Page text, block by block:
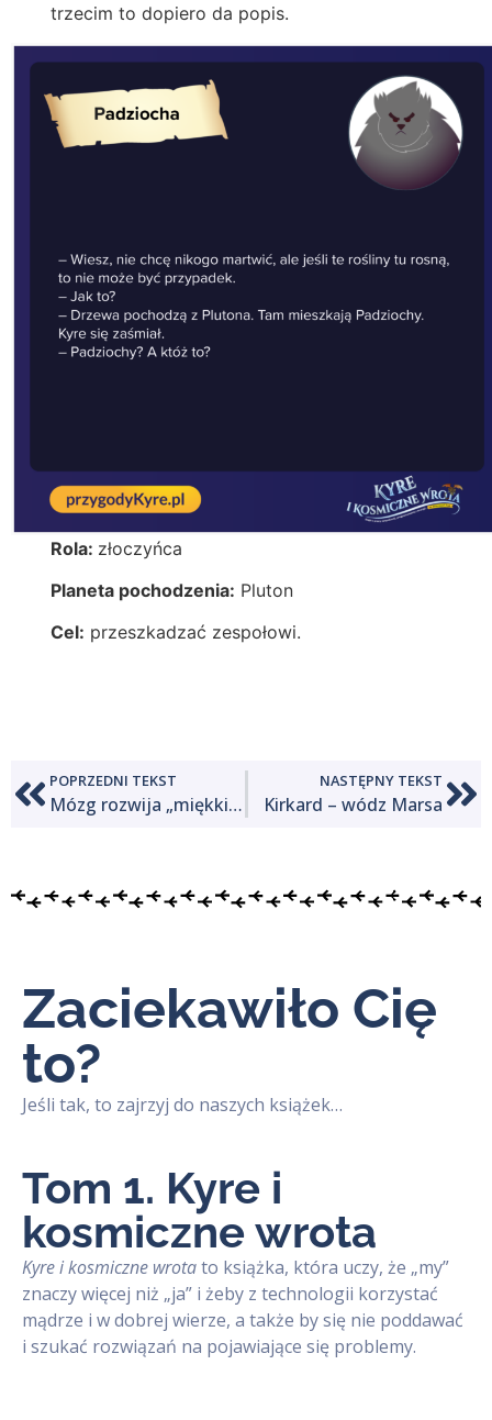
trzecim to dopiero da popis.
Rola: złoczyńca
Planeta pochodzenia: Pluton
Cel: przeszkadzać zespołowi.
POPRZEDNI TEKST
Mózg rozwija „miękkie” zdolności przez twarde doświadczenia.
NASTĘPNY TEKST
Kirkard – wódz Marsa
Zaciekawiło Cię
to?
Jeśli tak, to zajrzyj do naszych książek…
Tom 1. Kyre i
kosmiczne wrota
Kyre i kosmiczne wrotato książka, która uczy, że „my”
znaczy więcej niż „ja” i żeby z technologii korzystać
mądrze i w dobrej wierze, a także by się nie poddawać
i szukać rozwiązań na pojawiające się problemy.